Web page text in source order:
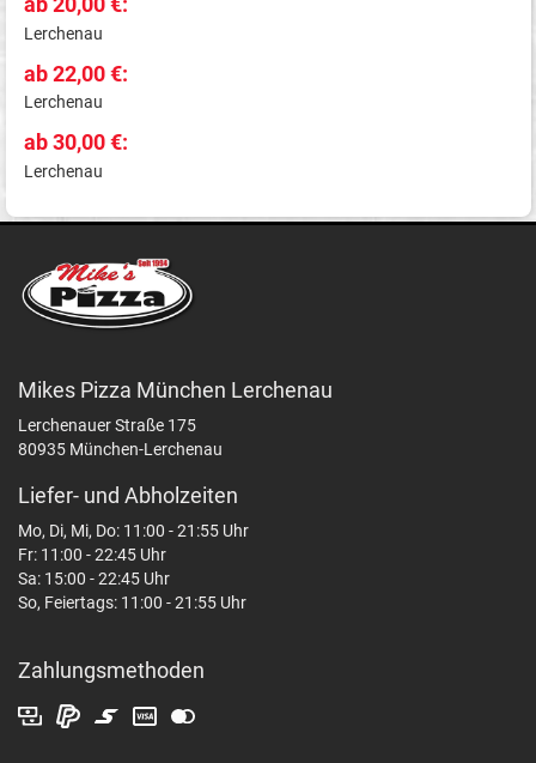
Lerchenau
ab 22,00 €:
Lerchenau
ab 30,00 €:
Lerchenau
Mikes Pizza München Lerchenau
Lerchenauer Straße 175
80935 München-Lerchenau
Liefer- und Abholzeiten
Mo, Di, Mi, Do: 11:00 - 21:55 Uhr
Fr: 11:00 - 22:45 Uhr
Sa: 15:00 - 22:45 Uhr
So, Feiertags: 11:00 - 21:55 Uhr
Zahlungsmethoden